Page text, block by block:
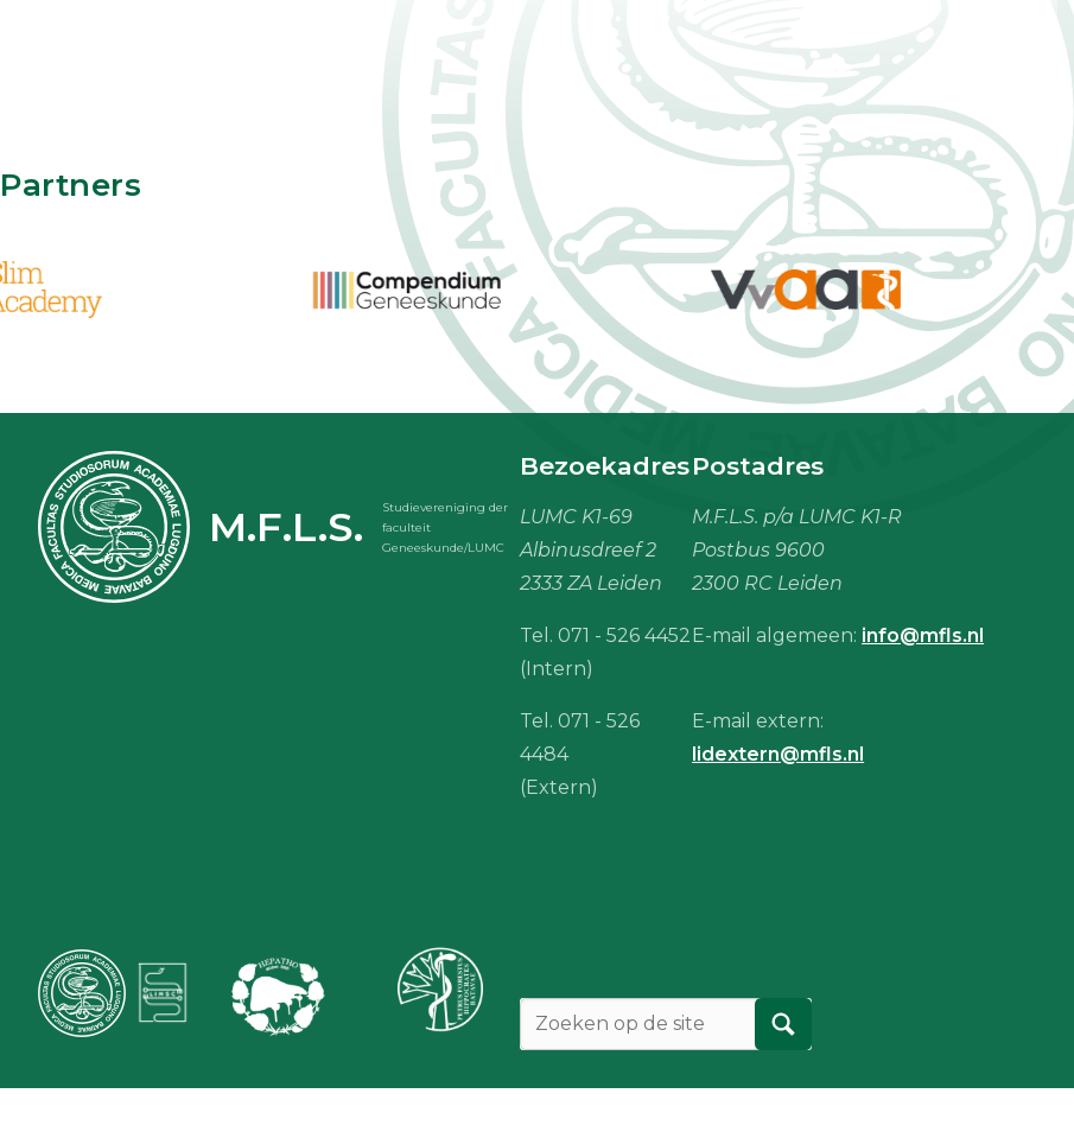
Partners
M.F.L.S.
Studievereniging der
faculteit
Geneeskunde/LUMC
Bezoekadres
LUMC K1-69
Albinusdreef 2
2333 ZA Leiden
Tel. 071 - 526 4452
(Intern)
Tel. 071 - 526
4484
(Extern)
Postadres
M.F.L.S. p/a LUMC K1-R
Postbus 9600
2300 RC Leiden
E-mail algemeen: info@mfls.nl
E-mail extern:
lidextern@mfls.nl